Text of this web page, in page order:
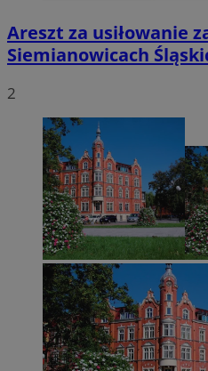
Areszt za usiłowanie
Siemianowicach
2